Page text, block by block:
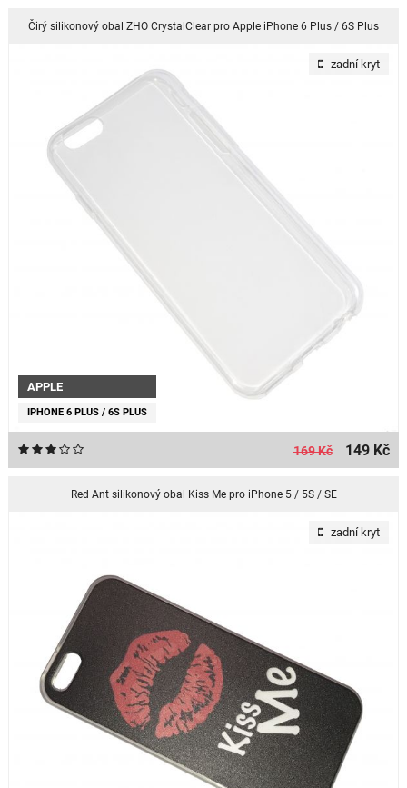
Čirý silikonový obal ZHO CrystalClear pro Apple iPhone 6 Plus / 6S Plus
APPLE
IPHONE 6 PLUS / 6S PLUS
zadní kryt
169 Kč 149 Kč
Red Ant silikonový obal Kiss Me pro iPhone 5 / 5S / SE
zadní kryt